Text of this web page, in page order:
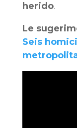
herido.
Le
Seis